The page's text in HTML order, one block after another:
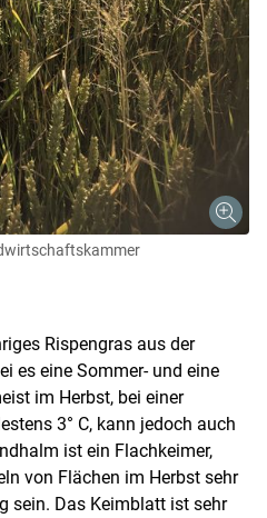
content
Rispengras aus der
es eine Sommer- und eine
im Herbst, bei einer
3° C, kann jedoch auch
ist ein Flachkeimer,
von Flächen im Herbst sehr
sein. Das Keimblatt ist sehr